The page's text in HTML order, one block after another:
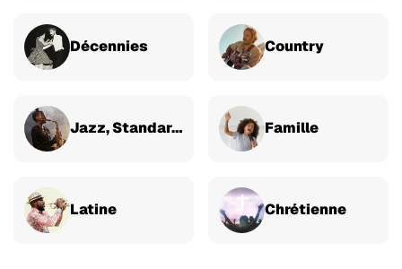
Décennies Country
Jazz, Standards & Classique Famille
Latine Chrétienne